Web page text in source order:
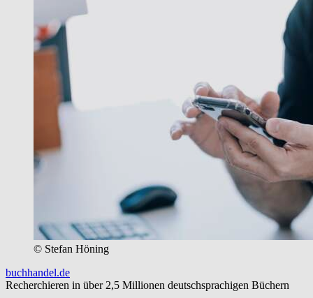
© Stefan Höning
buchhandel.de
Recherchieren in über 2,5 Millionen deutschsprachigen Büchern